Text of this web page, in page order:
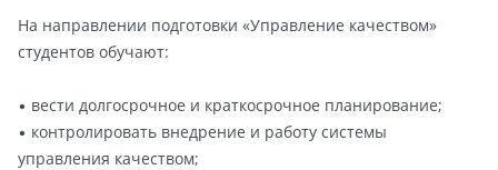
На направлении подготовки «Управление качеством»
студентов обучают:
• вести долгосрочное и краткосрочное планирование;
• контролировать внедрение и работу системы
управления качеством;